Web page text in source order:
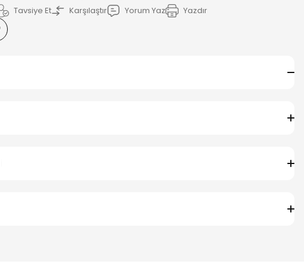
Tavsiye Et Karşılaştır Yorum Yaz Yazdır